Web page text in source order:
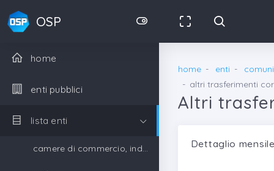
OSP
home
enti pubblici
lista enti
camere di commercio, industria, artigianato e agricoltura
home enti
altri trasferimenti
Altri
Dettaglio